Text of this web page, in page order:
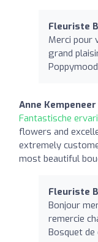
Fleuriste
Merci pour
grand
Anne Kempeneer
Fantastische
flowers and
extremely
most beautiful
Fleuriste
Bonjour
remercie
Bosquet